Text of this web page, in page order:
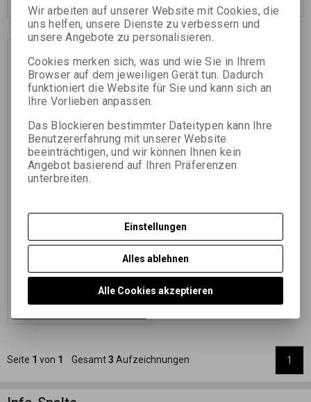
FOMABROM 111 C
8,9x12,7 CM/100 KS
Schwarzweißvergrößerungspapier
auf FB-Unterlage
(136,960 PLN)
25,94 EUR(113,180 PLN)(Ihr
Seite 1 von 1 Gesamt3 Aufzeichnungen 1
Wir arbeiten auf unserer Website mit Cookies, die
uns helfen, unsere Dienste zu verbessern und
unsere Angebote zu personalisieren.
Cookies merken sich, was und wie Sie in Ihrem
Browser auf dem jeweiligen Gerät tun. Dadurch
funktioniert die Website für Sie und kann sich an
Ihre Vorlieben anpassen.
Das Blockieren bestimmter Dateitypen kann Ihre
Benutzererfahrung mit unserer Website
beeinträchtigen, und wir können Ihnen kein
Angebot basierend auf Ihren Präferenzen
unterbreiten.
Einstellungen
Alles ablehnen
Alle Cookies akzeptieren